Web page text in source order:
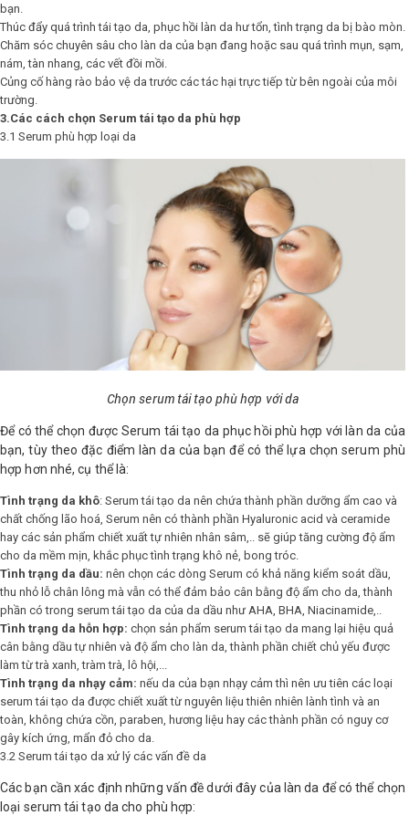
bạn.
Thúc đẩy quá trình tái tạo da, phục hồi làn da hư tổn, tình trạng da bị bào mòn.
Chăm sóc chuyên sâu cho làn da của bạn đang hoặc sau quá trình mụn, sạm,
nám, tàn nhang, các vết đồi mồi.
Củng cố hàng rào bảo vệ da trước các tác hại trực tiếp từ bên ngoài của môi
trường.
3.Các cách chọn Serum tái tạo da phù hợp
3.1 Serum phù hợp loại da
Chọn serum tái tạo phù hợp với da
Để có thể chọn được Serum tái tạo da phục hồi phù hợp với làn da của
bạn, tùy theo đặc điểm làn da của bạn để có thể lựa chọn serum phù
hợp hơn nhé, cụ thể là:
Tình trạng da khô: Serum tái tạo da nên chứa thành phần dưỡng ẩm cao và
chất chống lão hoá, Serum nên có thành phần Hyaluronic acid và ceramide
hay các sản phẩm chiết xuất tự nhiên nhân sâm,.. sẽ giúp tăng cường độ ẩm
cho da mềm mịn, khắc phục tình trạng khô nẻ, bong tróc.
Tình trạng da dầu: nên chọn các dòng Serum có khả năng kiểm soát dầu,
thu nhỏ lỗ chân lông mà vẫn có thể đảm bảo cân bằng độ ẩm cho da, thành
phần có trong serum tái tạo da của da dầu như AHA, BHA, Niacinamide,..
Tình trạng da hỗn hợp: chọn sản phẩm serum tái tạo da mang lại hiệu quả
cân bằng dầu tự nhiên và độ ẩm cho làn da, thành phần chiết chủ yếu được
làm từ trà xanh, tràm trà, lô hội,...
Tình trạng da nhạy cảm: nếu da của bạn nhạy cảm thì nên ưu tiên các loại
serum tái tạo da được chiết xuất từ nguyên liệu thiên nhiên lành tình và an
toàn, không chứa cồn, paraben, hương liệu hay các thành phần có nguy cơ
gây kích ứng, mẩn đỏ cho da.
3.2 Serum tái tạo da xử lý các vấn đề da
Các bạn cần xác định những vấn đề dưới đây của làn da để có thể chọn
loại serum tái tạo da cho phù hợp: